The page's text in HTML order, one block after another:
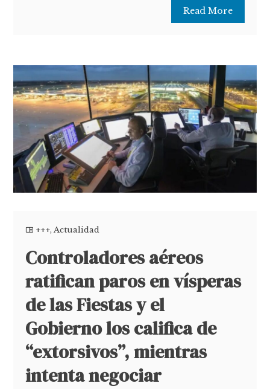
Read More
+++,Actualidad
Controladores aéreos
ratifican paros en vísperas
de las Fiestas y el
Gobierno los califica de
“extorsivos”, mientras
intenta negociar